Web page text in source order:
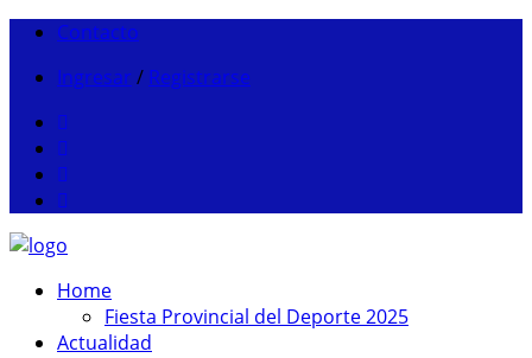
Contacto
Ingresar / Registrarse
Home
Fiesta Provincial del Deporte 2025
Actualidad